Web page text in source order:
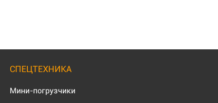
СПЕЦТЕХНИКА
Мини-погрузчики